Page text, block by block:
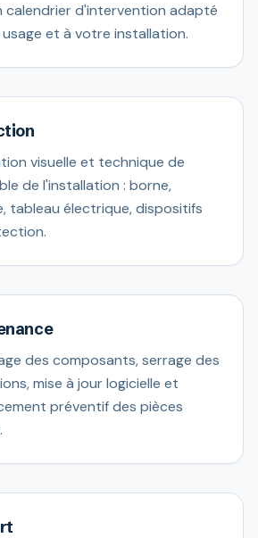
calendrier d'intervention adapté
et à votre installation.
visuelle et technique de
de l'installation : borne,
tableau électrique, dispositifs
des composants, serrage des
mise à jour logicielle et
préventif des pièces